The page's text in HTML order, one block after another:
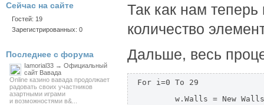
Так как нам
количество
Дальше, весь
For i=0 To 29
Сейчас на сайте
Гостей: 19
Зарегистрированных: 0
Последнее с форума
Iamorial33 → Официальный
сайт Вавада
Online казино вавада продолжает
радовать своих участников
азартными играми
и возможностями в&...